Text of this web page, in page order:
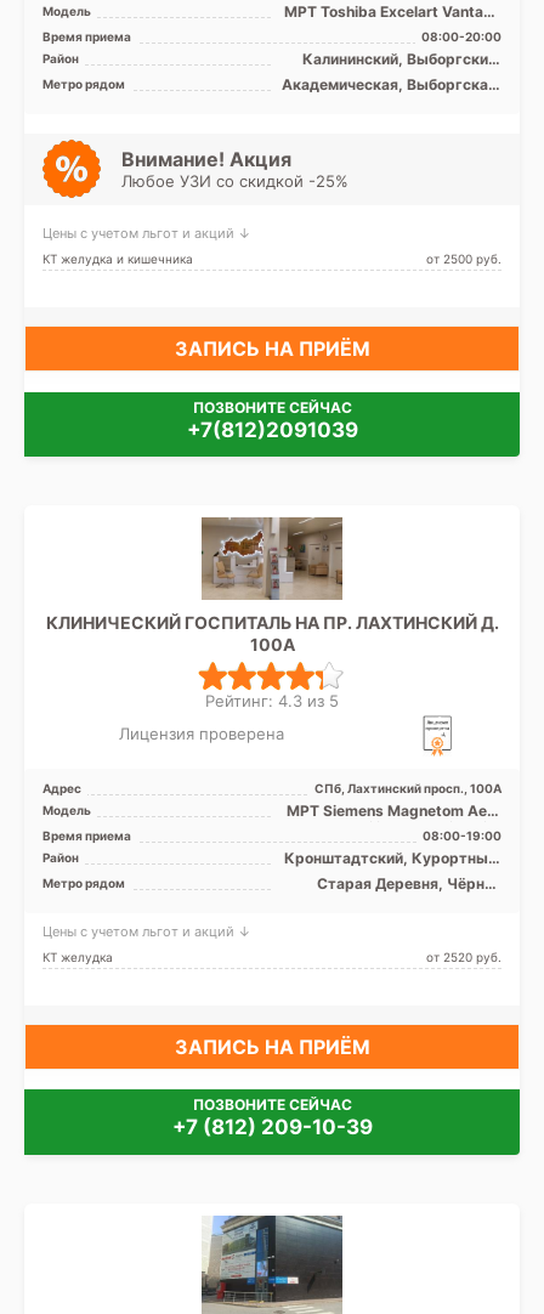
Модель
МРТ Toshiba Excelart Vantage
1.5T закрытый тип, КТ
Toshiba Aquilion 32 ...
Время приема
08:00-20:00
Район
Калининский, Выборгский,
Красногвардейский,
Петроградский, Приморский
Метро рядом
Академическая, Выборгская,
Мужества, Политехническая,
Проспект Просвещения,
Внимание! Акция
Любое УЗИ со скидкой -25%
Цены с учетом льгот и акций ↓
КТ желудка и кишечника от 2500 pуб.
ЗАПИСЬ НА ПРИЁМ
ПОЗВОНИТЕ СЕЙЧАС
+7(812)2091039
КЛИНИЧЕСКИЙ ГОСПИТАЛЬ НА ПР. ЛАХТИНСКИЙ Д.
100А
Рейтинг: 4.3 из 5
Лицензия проверена
Адрес
СПб, Лахтинский просп., 100А
Модель
МРТ Siemens Magnetom Aero
1.5 Т, КТ Philips Ingenuity Elite
128, УЗИ
Время приема
08:00-19:00
Район
Кронштадтский, Курортный,
Приморский
Метро рядом
Старая Деревня, Чёрная
Цены с учетом льгот и акций ↓
КТ желудка от 2520 pуб.
ЗАПИСЬ НА ПРИЁМ
ПОЗВОНИТЕ СЕЙЧАС
+7 (812) 209-10-39